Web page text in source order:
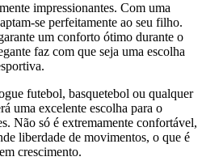
impressionantes. Com uma
se perfeitamente ao seu filho.
um conforto ótimo durante o
faz com que seja uma escolha
futebol, basquetebol ou qualquer
uma excelente escolha para o
Não só é extremamente confortável,
liberdade de movimentos, o que é
crescimento.